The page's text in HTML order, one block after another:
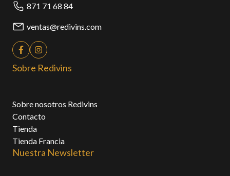
871 71 68 84
ventas@redivins.com
Sobre Redivins
Sobre nosotros Redivins
Contacto
Tienda
Tienda Francia
Nuestra Newsletter